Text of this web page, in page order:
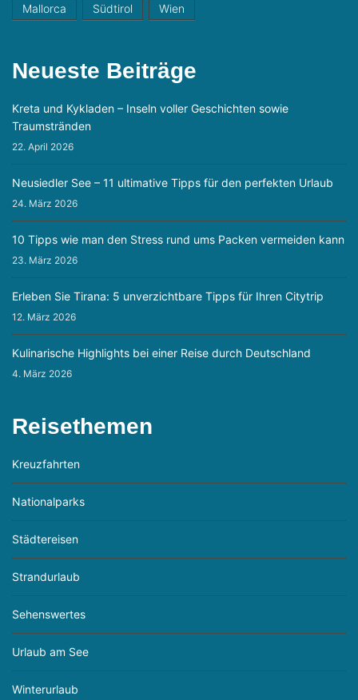
Mallorca Südtirol Wien
Neueste Beiträge
Kreta und Kykladen – Inseln voller Geschichten sowie
Traumstränden
22. April 2026
Neusiedler See – 11 ultimative Tipps für den perfekten Urlaub
24. März 2026
10 Tipps wie man den Stress rund ums Packen vermeiden kann
23. März 2026
Erleben Sie Tirana: 5 unverzichtbare Tipps für Ihren Citytrip
12. März 2026
Kulinarische Highlights bei einer Reise durch Deutschland
4. März 2026
Reisethemen
Kreuzfahrten
Nationalparks
Städtereisen
Strandurlaub
Sehenswertes
Urlaub am See
Winterurlaub